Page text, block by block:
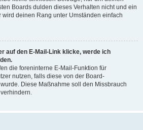
Boards dulden dieses Verhalten nicht und ein
wird deinen Rang unter Umständen einfach
auf den E-Mail-Link klicke, werde ich
die foreninterne E-Mail-Funktion für
nutzen, falls diese von der Board-
Diese Maßnahme soll den Missbrauch